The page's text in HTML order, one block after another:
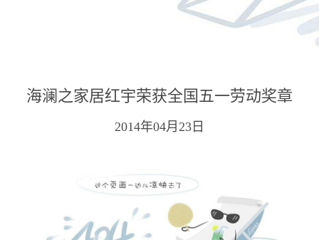
海澜之家居红宇荣获全国五一劳动奖章
2014年04月23日